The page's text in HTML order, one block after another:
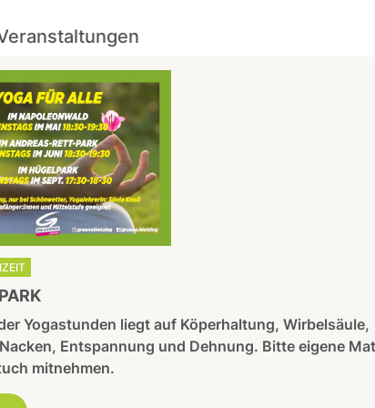
Yogastunden liegt auf Köperhaltung, Wirbelsäule,
Entspannung und Dehnung. Bitte eigene
mitnehmen.